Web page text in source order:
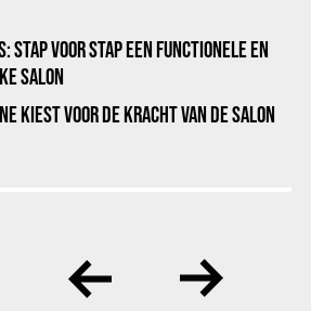
STAP VOOR STAP EEN FUNCTIONELE EN
SALON
KIEST VOOR DE KRACHT VAN DE SALON